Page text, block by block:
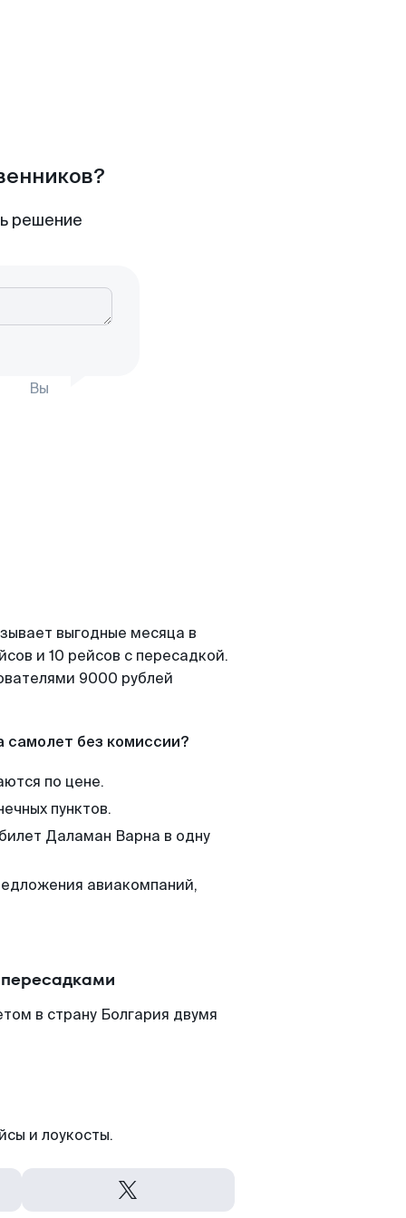
решение
Вы
выгодные месяца в
и 10 рейсов с пересадкой.
9000 рублей
самолет без комиссии?
по цене.
пунктов.
Даламан Варна в одну
авиакомпаний,
в страну Болгария двумя
и лоукосты.